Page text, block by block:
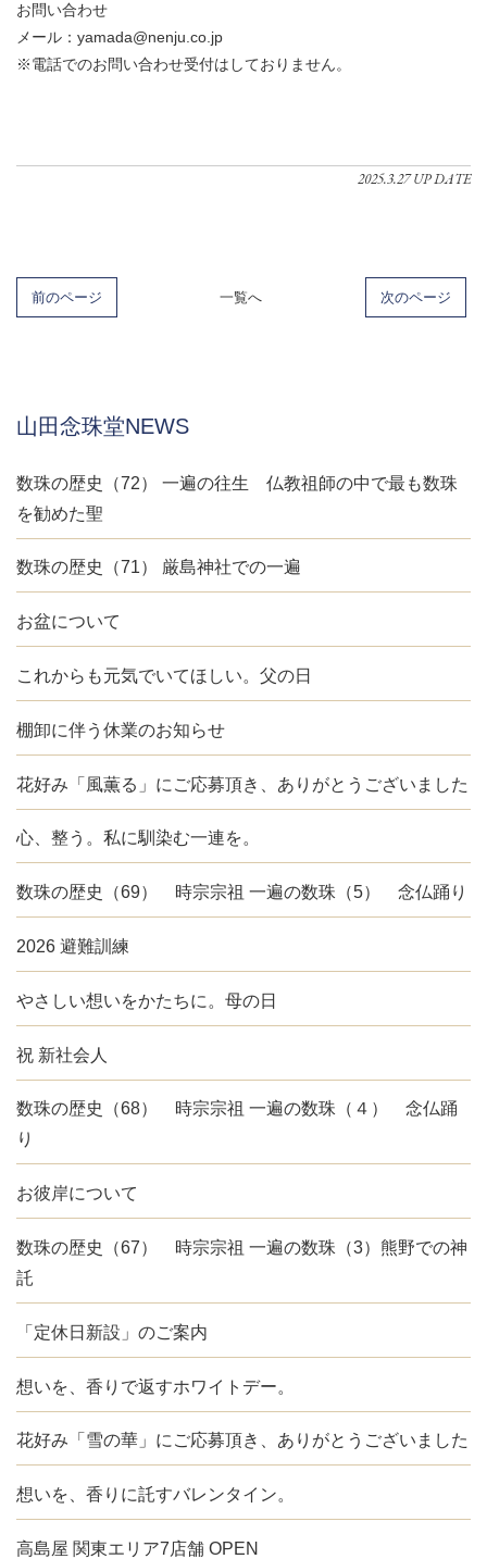
お問い合わせ
メール：yamada@nenju.co.jp
※電話でのお問い合わせ受付はしておりません。
2025.3.27 UP DATE
前のページ 一覧へ 次のページ
山田念珠堂NEWS
数珠の歴史（72） 一遍の往生 仏教祖師の中で最も数珠
を勧めた聖
数珠の歴史（71） 厳島神社での一遍
お盆について
これからも元気でいてほしい。父の日
棚卸に伴う休業のお知らせ
花好み「風薫る」にご応募頂き、ありがとうございました
心、整う。私に馴染む一連を。
数珠の歴史（69） 時宗宗祖 一遍の数珠（5） 念仏踊り
2026 避難訓練
やさしい想いをかたちに。母の日
祝 新社会人
数珠の歴史（68） 時宗宗祖 一遍の数珠（４） 念仏踊
り
お彼岸について
数珠の歴史（67） 時宗宗祖 一遍の数珠（3）熊野での神
託
「定休日新設」のご案内
想いを、香りで返すホワイトデー。
花好み「雪の華」にご応募頂き、ありがとうございました
想いを、香りに託すバレンタイン。
高島屋 関東エリア7店舗 OPEN